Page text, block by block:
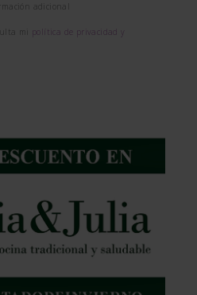
adicional
mi política de privacidad y